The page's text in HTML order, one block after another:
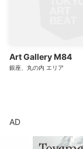
Art Gallery M84
銀座、丸の内 エリア
AD